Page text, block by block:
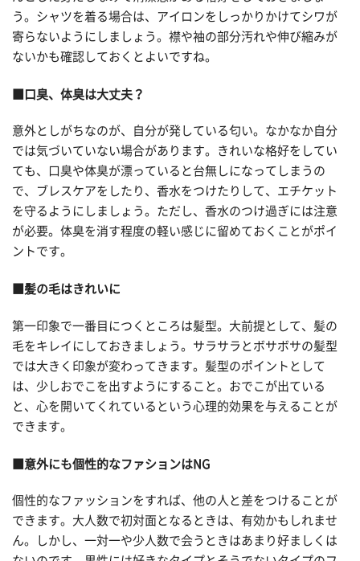
う。シャツを着る場合は、アイロンをしっかりかけてシワが
寄らないようにしましょう。襟や袖の部分汚れや伸び縮みが
ないかも確認しておくとよいですね。
■口臭、体臭は大丈夫？
意外としがちなのが、自分が発している匂い。なかなか自分
では気づいていない場合があります。きれいな格好をしてい
ても、口臭や体臭が漂っていると台無しになってしまうの
で、ブレスケアをしたり、香水をつけたりして、エチケット
を守るようにしましょう。ただし、香水のつけ過ぎには注意
が必要。体臭を消す程度の軽い感じに留めておくことがポイ
ントです。
■髪の毛はきれいに
第一印象で一番目につくところは髪型。大前提として、髪の
毛をキレイにしておきましょう。サラサラとボサボサの髪型
では大きく印象が変わってきます。髪型のポイントとして
は、少しおでこを出すようにすること。おでこが出ている
と、心を開いてくれているという心理的効果を与えることが
できます。
■意外にも個性的なファションはNG
個性的なファッションをすれば、他の人と差をつけることが
できます。大人数で初対面となるときは、有効かもしれませ
ん。しかし、一対一や少人数で会うときはあまり好ましくは